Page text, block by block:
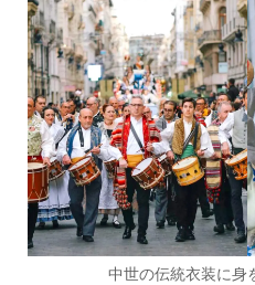
中世の伝統衣装に身